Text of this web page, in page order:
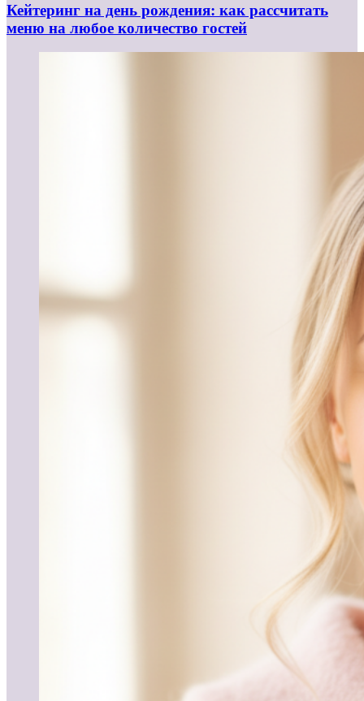
Кейтеринг на день рождения: как рассчитать
меню на любое количество гостей